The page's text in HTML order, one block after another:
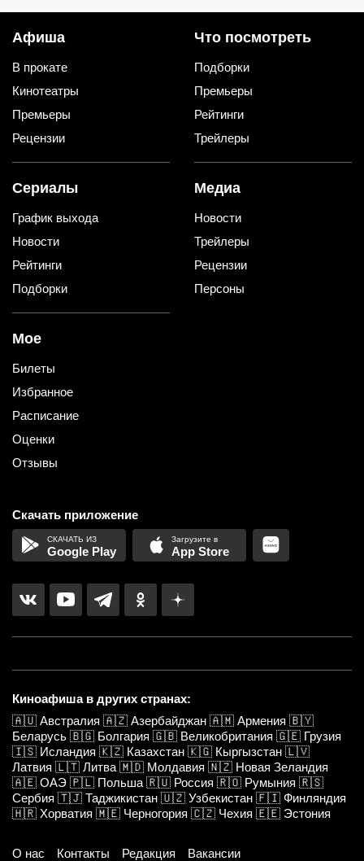
Афиша
В прокате
Кинотеатры
Премьеры
Рецензии
Что посмотреть
Подборки
Премьеры
Рейтинги
Трейлеры
Сериалы
График выхода
Новости
Рейтинги
Подборки
Медиа
Новости
Трейлеры
Рецензии
Персоны
Мое
Билеты
Избранное
Расписание
Оценки
Отзывы
Скачать приложение
Google Play App Store
Киноафиша в других странах:
🇦🇺 Австралия 🇦🇿 Азербайджан 🇦🇲 Армения 🇧🇾
Беларусь 🇧🇬 Болгария 🇬🇧 Великобритания 🇬🇪 Грузия
🇮🇸 Исландия 🇰🇿 Казахстан 🇰🇬 Кыргызстан 🇱🇻
Латвия 🇱🇹 Литва 🇲🇩 Молдавия 🇳🇿 Новая Зеландия
🇦🇪 ОАЭ 🇵🇱 Польша 🇷🇺 Россия 🇷🇴 Румыния 🇷🇸
Сербия 🇹🇯 Таджикистан 🇺🇿 Узбекистан 🇫🇮 Финляндия
🇭🇷 Хорватия 🇲🇪 Черногория 🇨🇿 Чехия 🇪🇪 Эстония
О нас Контакты Редакция Вакансии